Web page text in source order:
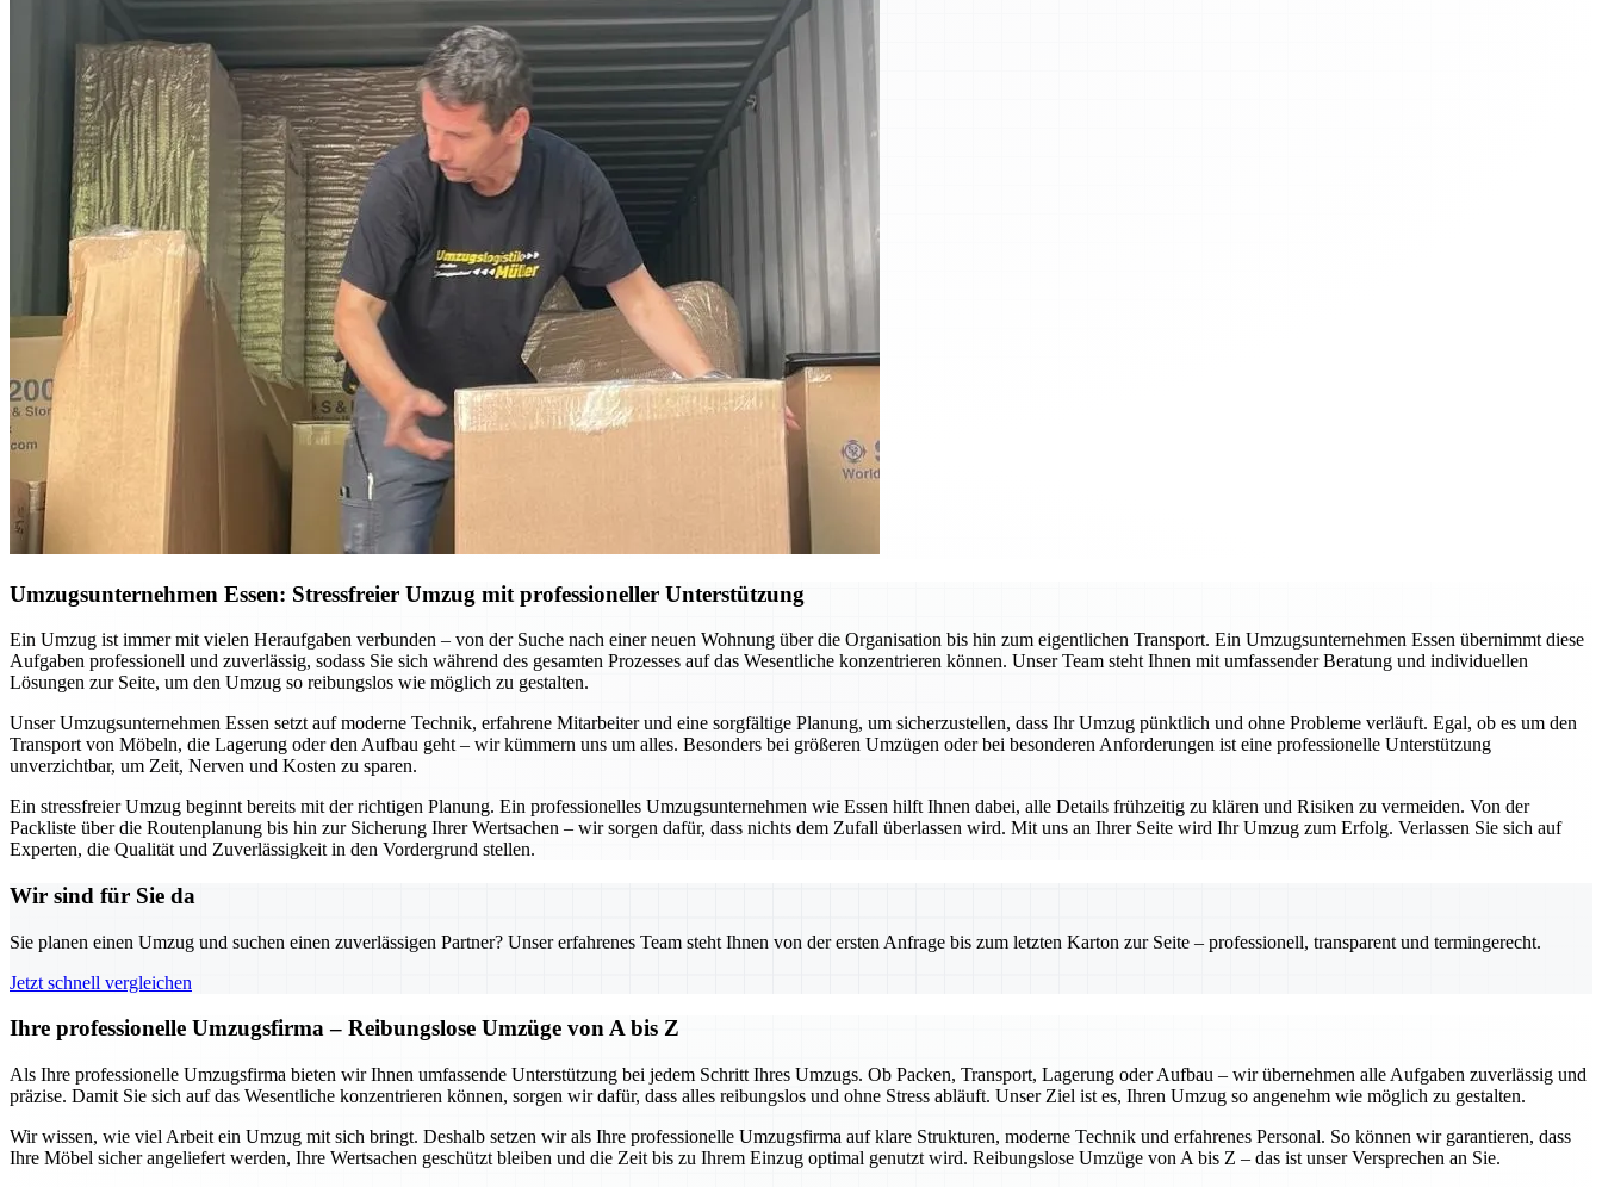
Umzugsunternehmen Essen: Stressfreier Umzug mit professioneller Unterstützung
Ein Umzug ist immer mit vielen Heraufgaben verbunden – von der Suche nach einer neuen Wohnung über die Organisation bis hin zum eigentlichen Transport. Ein Umzugsunternehmen Essen übernimmt diese
Aufgaben professionell und zuverlässig, sodass Sie sich während des gesamten Prozesses auf das Wesentliche konzentrieren können. Unser Team steht Ihnen mit umfassender Beratung und individuellen
Lösungen zur Seite, um den Umzug so reibungslos wie möglich zu gestalten.
Unser Umzugsunternehmen Essen setzt auf moderne Technik, erfahrene Mitarbeiter und eine sorgfältige Planung, um sicherzustellen, dass Ihr Umzug pünktlich und ohne Probleme verläuft. Egal, ob es um den
Transport von Möbeln, die Lagerung oder den Aufbau geht – wir kümmern uns um alles. Besonders bei größeren Umzügen oder bei besonderen Anforderungen ist eine professionelle Unterstützung
unverzichtbar, um Zeit, Nerven und Kosten zu sparen.
Ein stressfreier Umzug beginnt bereits mit der richtigen Planung. Ein professionelles Umzugsunternehmen wie Essen hilft Ihnen dabei, alle Details frühzeitig zu klären und Risiken zu vermeiden. Von der
Packliste über die Routenplanung bis hin zur Sicherung Ihrer Wertsachen – wir sorgen dafür, dass nichts dem Zufall überlassen wird. Mit uns an Ihrer Seite wird Ihr Umzug zum Erfolg. Verlassen Sie sich auf
Experten, die Qualität und Zuverlässigkeit in den Vordergrund stellen.
Wir sind für Sie da
Sie planen einen Umzug und suchen einen zuverlässigen Partner? Unser erfahrenes Team steht Ihnen von der ersten Anfrage bis zum letzten Karton zur Seite – professionell, transparent und termingerecht.
Jetzt schnell vergleichen
Ihre professionelle Umzugsfirma – Reibungslose Umzüge von A bis Z
Als Ihre professionelle Umzugsfirma bieten wir Ihnen umfassende Unterstützung bei jedem Schritt Ihres Umzugs. Ob Packen, Transport, Lagerung oder Aufbau – wir übernehmen alle Aufgaben zuverlässig und
präzise. Damit Sie sich auf das Wesentliche konzentrieren können, sorgen wir dafür, dass alles reibungslos und ohne Stress abläuft. Unser Ziel ist es, Ihren Umzug so angenehm wie möglich zu gestalten.
Wir wissen, wie viel Arbeit ein Umzug mit sich bringt. Deshalb setzen wir als Ihre professionelle Umzugsfirma auf klare Strukturen, moderne Technik und erfahrenes Personal. So können wir garantieren, dass
Ihre Möbel sicher angeliefert werden, Ihre Wertsachen geschützt bleiben und die Zeit bis zu Ihrem Einzug optimal genutzt wird. Reibungslose Umzüge von A bis Z – das ist unser Versprechen an Sie.